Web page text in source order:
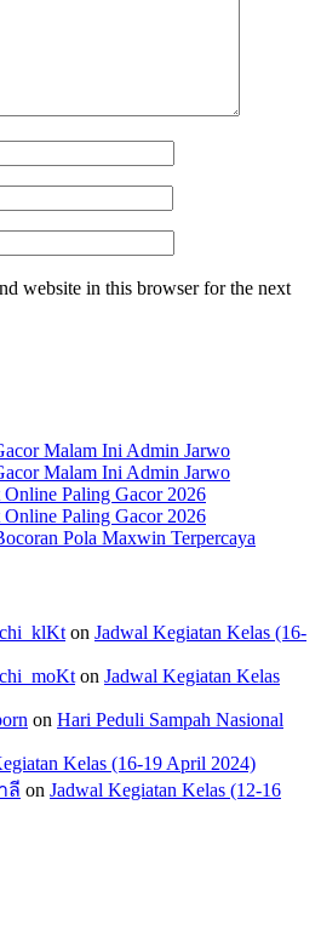
website in this browser for the next
Malam Ini Admin Jarwo
Malam Ini Admin Jarwo
Online Paling Gacor 2026
Online Paling Gacor 2026
Pola Maxwin Terpercaya
on Jadwal Kegiatan Kelas (16-
on Jadwal Kegiatan Kelas
on Hari Peduli Sampah Nasional
Kelas (16-19 April 2024)
ลี on Jadwal Kegiatan Kelas (12-16